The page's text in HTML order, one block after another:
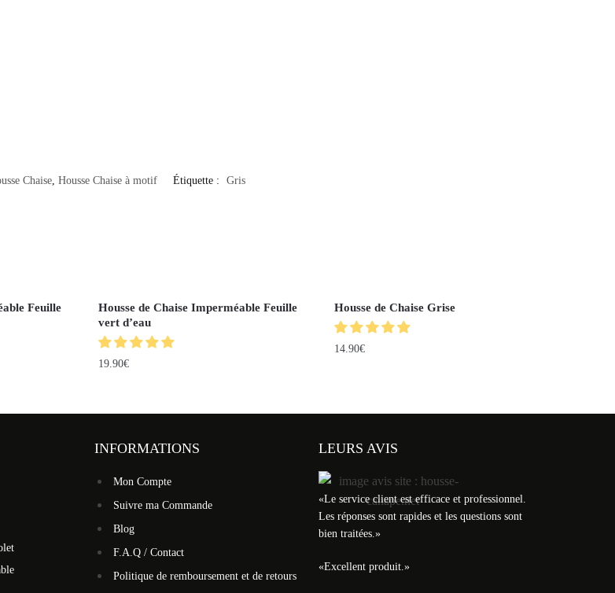
Chaise, Housse Chaise à motif Étiquette : Gris
Feuille
Housse de Chaise Imperméable Feuille
vert d’eau
19.90€
Housse de Chaise Grise
14.90€
INFORMATIONS
Mon Compte
Suivre ma Commande
Blog
F.A.Q / Contact
Politique de remboursement et de retours
LEURS AVIS
«Le service client est efficace et professionnel.
Les réponses sont rapides et les questions sont
bien traitées.»
«Excellent produit.»